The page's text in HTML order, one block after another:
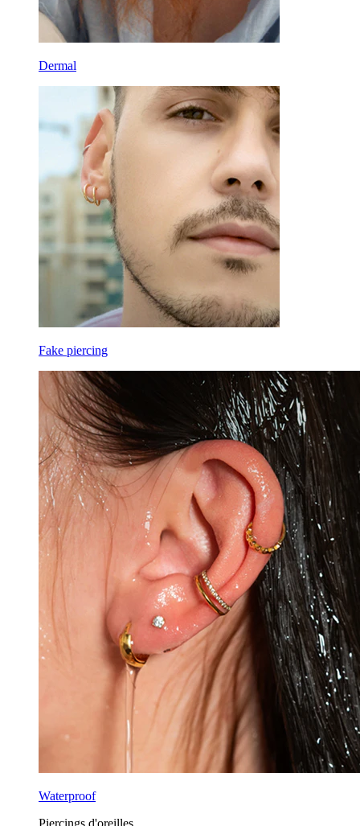
Dermal
Fake piercing
Waterproof
Piercings d'oreilles